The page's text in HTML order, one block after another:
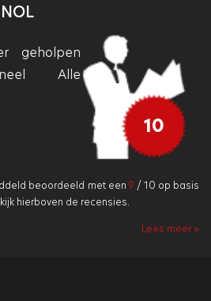
uit Spakenburg
(afneembaar)bevestigd
netjes gemonteerd. Scherp
beoordeeld met een 9 /10 op basis
hierboven de recensies.
Lees meer »